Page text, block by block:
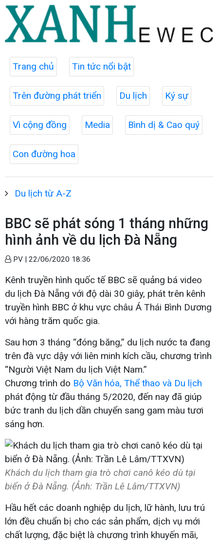
Trang chủ Tin tức nổi bật
Trên đường phát triển Du lịch Ký sự
Vì cộng đồng Media Bình dị & Cao quý
Con đường hoa
Du lịch từ A-Z
BBC sẽ phát sóng 1 tháng những
hình ảnh về du lịch Đà Nẵng
PV | 22/06/2020 18:36
Kênh truyền hình quốc tế BBC sẽ quảng bá video
du lịch Đà Nẵng với độ dài 30 giây, phát trên kênh
truyền hình BBC ở khu vực châu Á Thái Bình Dương
với hàng trăm quốc gia.
Sau hơn 3 tháng “đóng băng,” du lịch nước ta đang
trên đà vực dậy với liên minh kích cầu, chương trình
“Người Việt Nam du lịch Việt Nam.”
Chương trình do Bộ Văn hóa, Thể thao và Du lịch
phát động từ đầu tháng 5/2020, đến nay đã giúp
bức tranh du lịch dần chuyển sang gam màu tươi
sáng hơn.
Khách du lịch tham gia trò chơi canô kéo dù tại
biển ở Đà Nẵng. (Ảnh: Trần Lê Lâm/TTXVN)
Hầu hết các doanh nghiệp du lịch, lữ hành, lưu trú
lớn đều chuẩn bị cho các sản phẩm, dịch vụ mới
chất lượng, đặc biệt là chương trình khuyến mãi,